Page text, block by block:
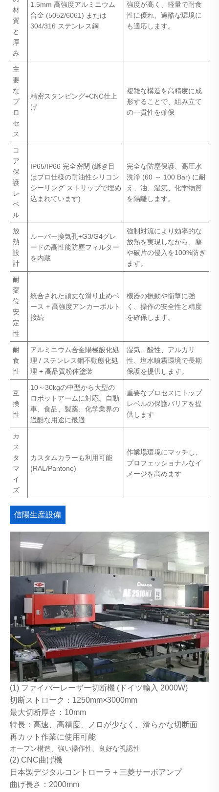
材
質
と
厚
み
1.5mm 高強度アルミニウム
合金 (5052/6061) または
304/316 ステンレス鋼
強度が高く、軽量で耐食
性に優れ、過酷な環境に
も適応します。
主
要
な
プ
ロ
セ
ス
精密スタンピング+CNC仕上
げ
複雑な構造を高精度に成
形することで、組み立て
の一貫性を確保
コ
ア
保
護
レ
ベ
ル
IP65/IP66 完全密閉 (継ぎ目
はプロ仕様の耐油性シリコン
シーリング ストリップで埋め
込まれています)
完全な防塵保護、高圧水
洗浄 (60 ～ 100 Bar) に耐
え、油、湿気、化学物質
を隔離します。
放
熱
設
計
ルーバー換気孔+G3/G4グレ
ードの高性能防塵フィルター
を内蔵
強制対流により効率的な
放熱を実現しながら、塵
や破片の侵入を100%防ぎ
ます。
耐
変
位
安
定
性
統合された頑丈な滑り止めベ
ース + 高強度アンカーボルト
接続
機器の振動や衝撃に強
く、操作の安全性と精度
を確保します。
耐
食
性
アルミニウム合金陽極酸化処
理 / ステンレス鋼不動態化処
理 + 高品質粉体塗装
湿気、酸性、アルカリ
性、塩水噴霧環境で長期
保護を提供します。
互
換
性
10～30kgの中型から大型の
ロボットアームに対応。自動
車、食品、製薬、化学業界の
過酷な用途に最適
重要なプロセスにトップ
レベルの保護バリアを提
供します
カ
ス
タ
マ
イ
ズ
カスタムカラーも利用可能
(RAL/Pantone)
作業場環境にマッチし、
プロフェッショナルなイ
メージを高めます
信陽生産設備
(1) ファイバーレーザー切断機 (ドイツ輸入 2000W)
切断ストローク：1250mm×3000mm
最大切断厚さ：10mm
特長：高速、高精度、ノロが少なく、滑らかな切断面
再カット作業に使用可能
オープン構造、強い操作性、良好な視認性
(2) CNC曲げ機
日本製デジタルコントローラ＋三菱サーボアンプ
曲げ長さ：2000mm